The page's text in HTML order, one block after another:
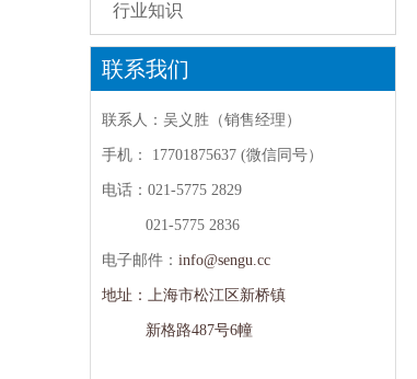
行业知识
联系我们
联系人：吴义胜（销售经理）
手机： 17701875637 (微信同号）
电话：021-5775 2829
021-5775 2836
电子邮件： info@sengu.cc
地址：上海市松江区新桥镇
新格路487号6幢